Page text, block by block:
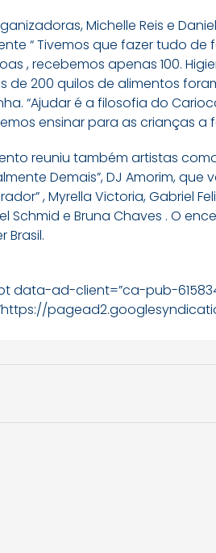
Michelle Reis e
“ Tivemos que fazer tudo
, recebemos apenas 100.
de 200 quilos de alimentos
“Ajudar é a filosofia do
ensinar para as crianças a
reuniu também artistas
Demais”, DJ Amorim, que
, Myrella Victoria, Gabriel
Schmid e Bruna Chaves . O
Brasil.
data-ad-client=”ca-pub-